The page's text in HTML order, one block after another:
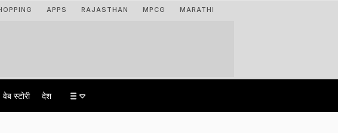
APPS RAJASTHAN MPCG MARATHI
वेब स्टोरी देश